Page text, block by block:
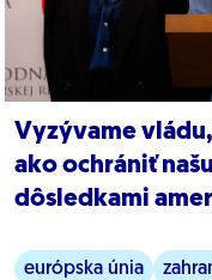
Vyzývame
ako ochrániť
dôsledkami
európska únia